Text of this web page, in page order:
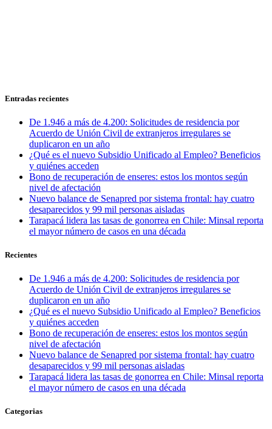
Entradas recientes
De 1.946 a más de 4.200: Solicitudes de residencia por
Acuerdo de Unión Civil de extranjeros irregulares se
duplicaron en un año
¿Qué es el nuevo Subsidio Unificado al Empleo? Beneficios
y quiénes acceden
Bono de recuperación de enseres: estos los montos según
nivel de afectación
Nuevo balance de Senapred por sistema frontal: hay cuatro
desaparecidos y 99 mil personas aisladas
Tarapacá lidera las tasas de gonorrea en Chile: Minsal reporta
el mayor número de casos en una década
Recientes
De 1.946 a más de 4.200: Solicitudes de residencia por
Acuerdo de Unión Civil de extranjeros irregulares se
duplicaron en un año
¿Qué es el nuevo Subsidio Unificado al Empleo? Beneficios
y quiénes acceden
Bono de recuperación de enseres: estos los montos según
nivel de afectación
Nuevo balance de Senapred por sistema frontal: hay cuatro
desaparecidos y 99 mil personas aisladas
Tarapacá lidera las tasas de gonorrea en Chile: Minsal reporta
el mayor número de casos en una década
Categorias